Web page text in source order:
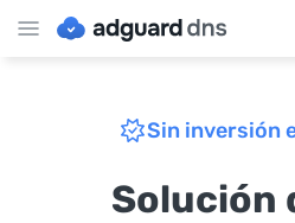
Sin inversión
Solución